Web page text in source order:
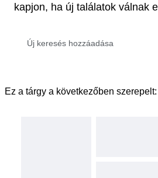
kapjon, ha új találatok válnak
Ez a tárgy a következőben szerepelt: